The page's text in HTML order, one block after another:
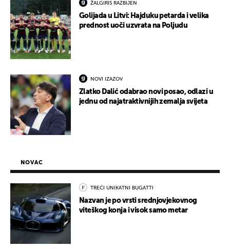
ŽALGIRIS RAZBIJEN
Golijada u Litvi: Hajduku petarda i velika
prednost uoči uzvrata na Poljudu
NOVI IZAZOV
Zlatko Dalić odabrao novi posao, odlazi u
jednu od najatraktivnijih zemalja svijeta
NOVAC
TREĆI UNIKATNI BUGATTI
Nazvan je po vrsti srednjovjekovnog
viteškog konja i visok samo metar